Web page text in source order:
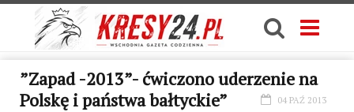
”Zapad -2013”- ćwiczono uderzenie na
Polskę i państwa bałtyckie”
04 PAŹ 2013